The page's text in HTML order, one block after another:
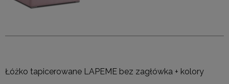
Łóżko tapicerowane LAPEME bez zagłówka + kolory